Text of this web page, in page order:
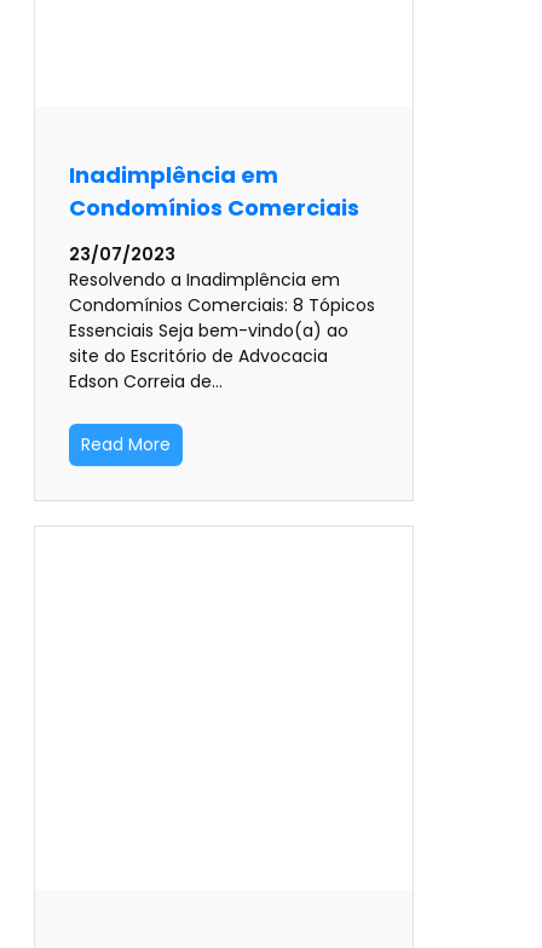
Inadimplência em
Condomínios Comerciais
23/07/2023
Resolvendo a Inadimplência em
Condomínios Comerciais: 8 Tópicos
Essenciais Seja bem-vindo(a) ao
site do Escritório de Advocacia
Edson Correia de…
Read More